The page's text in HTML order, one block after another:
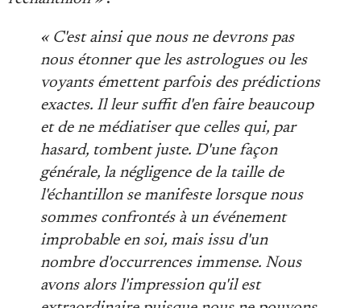
« C'est ainsi que nous ne devrons pas
nous étonner que les astrologues ou les
voyants émettent parfois des prédictions
exactes. Il leur suffit d'en faire beaucoup
et de ne médiatiser que celles qui, par
hasard, tombent juste. D'une façon
générale, la négligence de la taille de
l'échantillon se manifeste lorsque nous
sommes confrontés à un événement
improbable en soi, mais issu d'un
nombre d'occurrences immense. Nous
avons alors l'impression qu'il est